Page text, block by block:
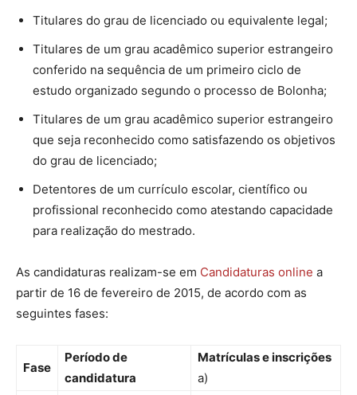
Titulares do grau de licenciado ou equivalente legal;
Titulares de um grau acadêmico superior estrangeiro
conferido na sequência de um primeiro ciclo de
estudo organizado segundo o processo de Bolonha;
Titulares de um grau acadêmico superior estrangeiro
que seja reconhecido como satisfazendo os objetivos
do grau de licenciado;
Detentores de um currículo escolar, científico ou
profissional reconhecido como atestando capacidade
para realização do mestrado.
As candidaturas realizam-se em Candidaturas online a
partir de 16 de fevereiro de 2015, de acordo com as
seguintes fases:
Fase
Período de
candidatura
Matrículas e inscrições
a)